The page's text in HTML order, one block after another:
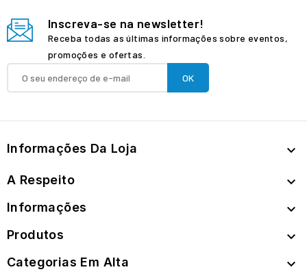
Inscreva-se na newsletter!
Receba todas as últimas informações sobre eventos,
promoções e ofertas.
Informações Da Loja 
A Respeito 
Informações 
Produtos 
Categorias Em Alta 